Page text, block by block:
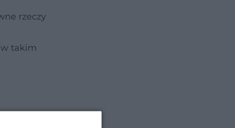
rzeczy
takim